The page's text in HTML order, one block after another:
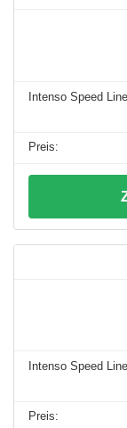
Intenso Speed
Intenso Speed